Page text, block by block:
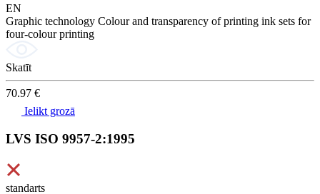
EN
Graphic technology Colour and transparency of printing ink sets for
four-colour printing
Skatīt
70.97 €
Ielikt grozā
LVS ISO 9957-2:1995
standarts